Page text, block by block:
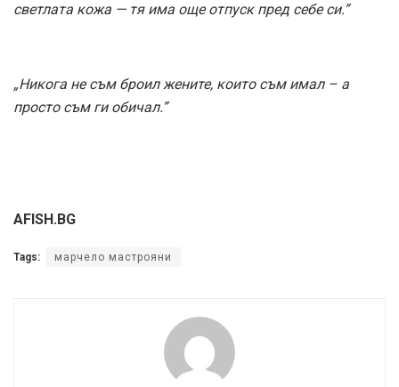
светлата кожа — тя има още отпуск пред себе си.”
„Никога не съм броил жените, които съм имал – а
просто съм ги обичал.”
AFISH.BG
Tags: марчело мастрояни